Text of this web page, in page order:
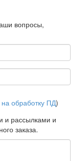
для термостатов
вопросы,
на обработку ПД)
и рассылками и
заказа.